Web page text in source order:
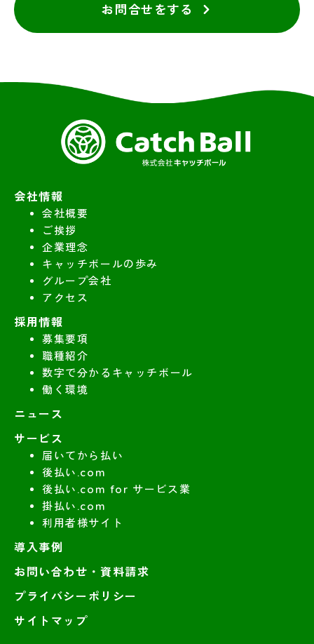
お問合せをする
会社情報
会社概要
ご挨拶
企業理念
キャッチボールの歩み
グループ会社
アクセス
採用情報
募集要項
職種紹介
数字で分かるキャッチボール
働く環境
ニュース
サービス
届いてから払い
後払い.com
後払い.com for サービス業
掛払い.com
利用者様サイト
導入事例
お問い合わせ・資料請求
プライバシーポリシー
サイトマップ